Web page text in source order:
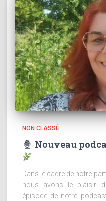
NON CLASSÉ
Nouveau
Dans le cadre de notre
nous avons le plaisir
épisode de notre